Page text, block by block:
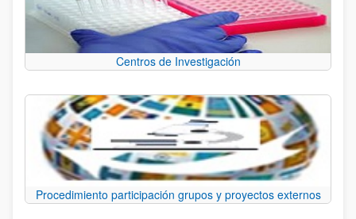
Centros de Investigación
Procedimiento participación grupos y proyectos externos